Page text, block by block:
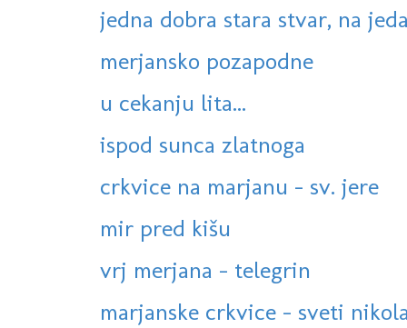
jedna dobra stara stvar, na
merjansko pozapodne
u cekanju lita...
ispod sunca zlatnoga
crkvice na marjanu - sv. jere
mir pred kišu
vrj merjana - telegrin
marjanske crkvice - sveti